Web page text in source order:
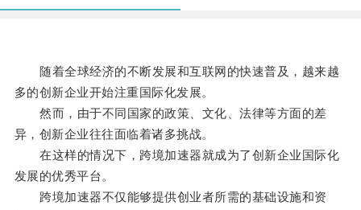
随着全球经济的不断发展和互联网的快速普及，越来越
多的创新企业开始注重国际化发展。
然而，由于不同国家的政策、文化、法律等方面的差
异，创新企业往往面临着诸多挑战。
在这样的情况下，跨境加速器就成为了创新企业国际化
发展的优秀平台。
跨境加速器不仅能够提供创业者所需的基础设施和资